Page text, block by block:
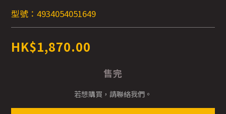
型號：4934054051649
HK$1,870.00
售完
若想購買，請聯絡我們。